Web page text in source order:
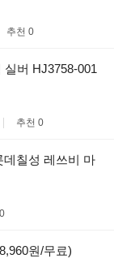
추천 0
버 HJ3758-001
추천 0
칠성 레쓰비 마
원/무료)